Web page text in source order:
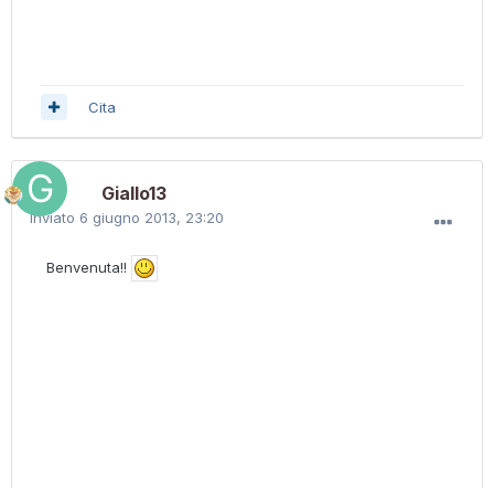
Cita
Giallo13
Inviato 6 giugno 2013, 23:20
Benvenuta!!